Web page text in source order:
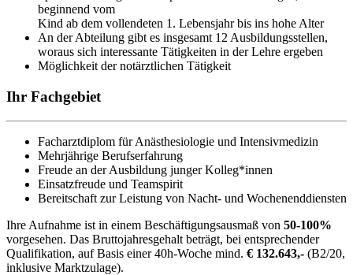
beginnend vom
Kind ab dem vollendeten 1. Lebensjahr bis ins hohe Alter
An der Abteilung gibt es insgesamt 12 Ausbildungsstellen,
woraus sich interessante Tätigkeiten in der Lehre ergeben
Möglichkeit der notärztlichen Tätigkeit
Ihr Fachgebiet
Facharztdiplom für Anästhesiologie und Intensivmedizin
Mehrjährige Berufserfahrung
Freude an der Ausbildung junger Kolleg*innen
Einsatzfreude und Teamspirit
Bereitschaft zur Leistung von Nacht- und Wochenenddiensten
Ihre Aufnahme ist in einem Beschäftigungsausmaß von 50-100%
vorgesehen. Das Bruttojahresgehalt beträgt, bei entsprechender
Quali­fikation, auf Basis einer 40h-Woche mind. € 132.643,- (B2/20,
inklusive Marktzulage).